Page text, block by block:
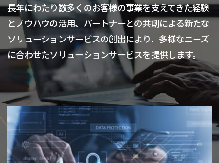
長年にわたり数多くのお客様の事業を支えてきた経験
とノウハウの活用、パートナーとの共創による新たな
ソリューションサービスの創出により、多様なニーズ
に合わせたソリューションサービスを提供します。